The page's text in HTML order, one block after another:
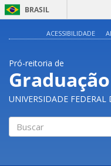
BRASIL
ACESSIBILIDADE
Pró-reitoria de
Graduação
UNIVERSIDADE